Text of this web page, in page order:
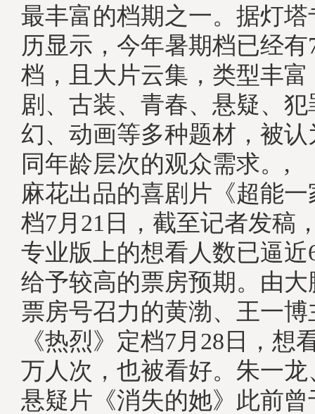
最丰富的档期之一。据灯
历显示，今年暑期档已经有
档，且大片云集，类型丰
剧、古装、青春、悬疑、
幻、动画等多种题材，被
同年龄层次的观众需求
麻花出品的喜剧片《超能
档7月21日，截至记者发稿
专业版上的想看人数已逼近
给予较高的票房预期。由
票房号召力的黄渤、王一
《热烈》定档7月28日，想
万人次，也被看好。朱一
悬疑片《消失的她》此前